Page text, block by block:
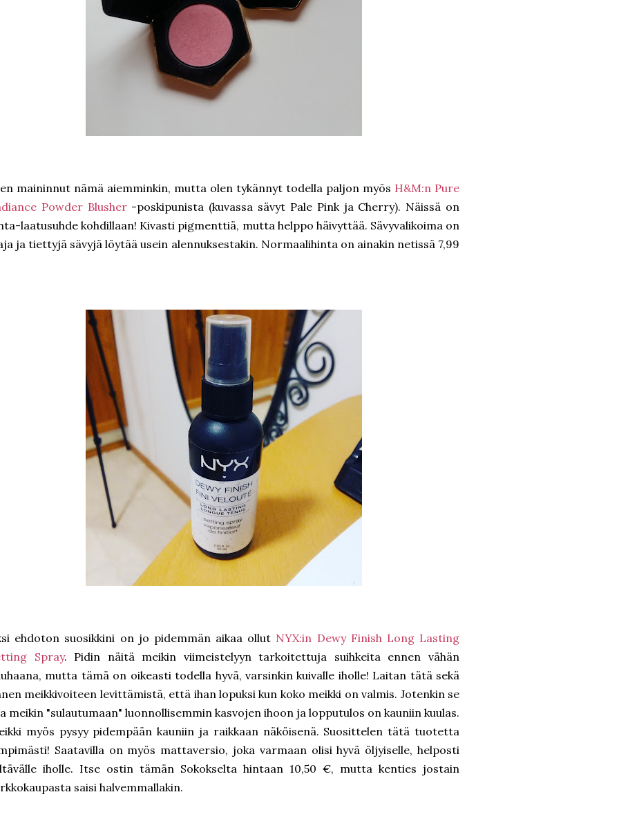
maininnut nämä aiemminkin, mutta olen tykännyt todella paljon myös H&M:n Pure
Powder Blusher-poskipunista (kuvassa sävyt Pale Pink ja Cherry). Näissä on
laatusuhde kohdillaan! Kivasti pigmenttiä, mutta helppo häivyttää. Sävyvalikoima on
ja tiettyjä sävyjä löytää usein alennuksestakin. Normaalihinta on ainakin netissä 7,99
ehdoton suosikkini on jo pidemmän aikaa ollut NYX:in Dewy Finish Long Lasting
Spray. Pidin näitä meikin viimeistelyyn tarkoitettuja suihkeita ennen vähän
mutta tämä on oikeasti todella hyvä, varsinkin kuivalle iholle! Laitan tätä sekä
meikkivoiteen levittämistä, että ihan lopuksi kun koko meikki on valmis. Jotenkin se
meikin "sulautumaan" luonnollisemmin kasvojen ihoon ja lopputulos on kauniin kuulas.
myös pysyy pidempään kauniin ja raikkaan näköisenä. Suosittelen tätä tuotetta
Saatavilla on myös mattaversio, joka varmaan olisi hyvä öljyiselle, helposti
iholle. Itse ostin tämän Sokokselta hintaan 10,50 €, mutta kenties jostain
saisi halvemmallakin.